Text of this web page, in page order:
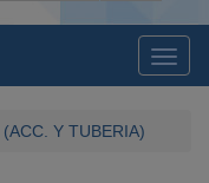
Y TUBERIA)